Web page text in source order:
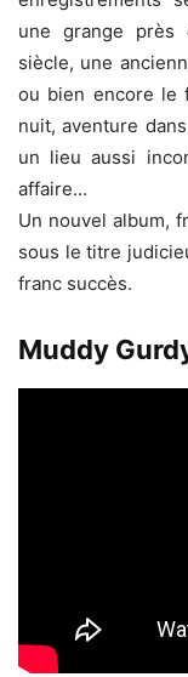
une grange près
siècle, une
ou bien encore le
nuit, aventure
un lieu aussi
affaire…
Un nouvel album,
sous le titre
franc succès.
Muddy